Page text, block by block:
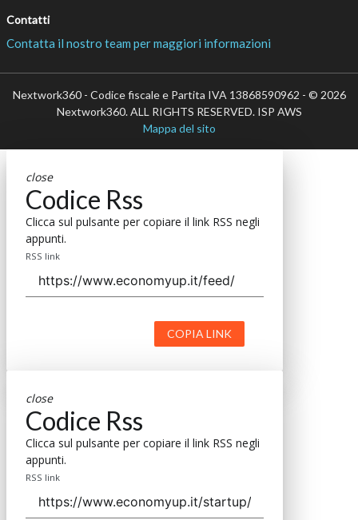
Contatti
Contatta il nostro team per maggiori informazioni
Nextwork360 - Codice fiscale e Partita IVA 13868590962 - © 2026
Nextwork360. ALL RIGHTS RESERVED. ISP AWS
Mappa del sito
close
Codice Rss
Clicca sul pulsante per copiare il link RSS negli
appunti.
RSS link
COPIA LINK
close
Codice Rss
Clicca sul pulsante per copiare il link RSS negli
appunti.
RSS link